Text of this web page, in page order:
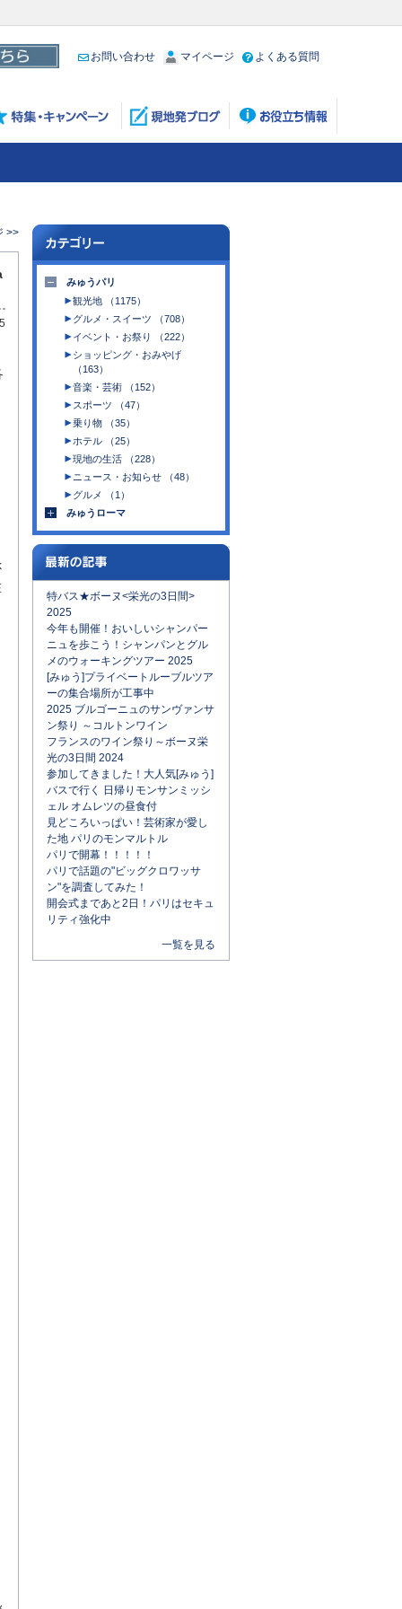
お問い合わせ マイページ よくある質問
>>
みゅうパリ
観光地 （1175）
グルメ・スイーツ （708）
イベント・お祭り （222）
ショッピング・おみやげ
（163）
音楽・芸術 （152）
スポーツ （47）
乗り物 （35）
ホテル （25）
現地の生活 （228）
ニュース・お知らせ （48）
グルメ （1）
みゅうローマ
特バス★ボーヌ<栄光の3日間>
2025
今年も開催！おいしいシャンパー
ニュを歩こう！シャンパンとグル
メのウォーキングツアー 2025
[みゅう]プライベートルーブルツア
ーの集合場所が工事中
2025 ブルゴーニュのサンヴァンサ
ン祭り ～コルトンワイン
フランスのワイン祭り～ボーヌ栄
光の3日間 2024
参加してきました！大人気[みゅう]
バスで行く 日帰りモンサンミッシ
ェル オムレツの昼食付
見どころいっぱい！芸術家が愛し
た地 パリのモンマルトル
パリで開幕！！！！！
パリで話題の"ビッグクロワッサ
ン"を調査してみた！
開会式まであと2日！パリはセキュ
リティ強化中
一覧を見る